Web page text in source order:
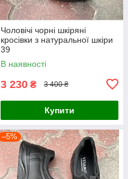
Чоловічі чорні шкіряні
кросівки з натуральної шкіри
39
В наявності
3 230 ₴ 3 400 ₴
Купити
–5%